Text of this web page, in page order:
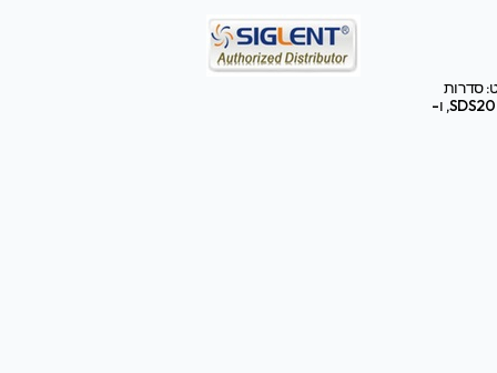
סדרות
SDS2000X HD, SDS3000X HD, ו-